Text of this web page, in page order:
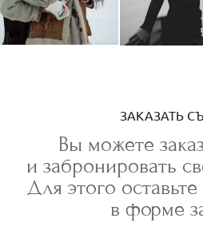
ЗАКАЗАТЬ
Вы можете
и забронировать
Для этого
в форме